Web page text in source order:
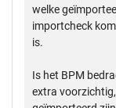
welke
importcheck
is.
Is het BPM
extra